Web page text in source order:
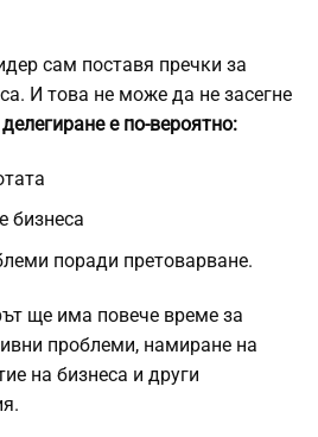
сам поставя пречки за
И това не може да не засегне
е по-вероятно:
бизнеса
поради претоварване.
ще има повече време за
проблеми, намиране на
на бизнеса и други